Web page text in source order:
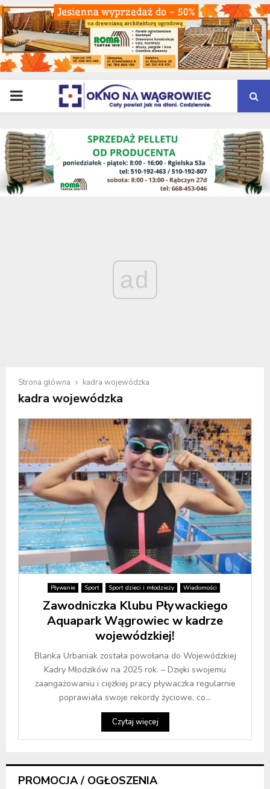
PRIMARY
MENU
ad
Strona główna kadra wojewódzka
kadra wojewódzka
Pływanie Sport Sport dzieci i młodzieży Wiadomości
Zawodniczka Klubu Pływackiego
Aquapark Wągrowiec w kadrze
wojewódzkiej!
Blanka Urbaniak została powołana do Wojewódzkiej
Kadry Młodzików na 2025 rok. – Dzięki swojemu
zaangażowaniu i ciężkiej pracy pływaczka regularnie
poprawiała swoje rekordy życiowe, co...
Czytaj więcej
PROMOCJA / OGŁOSZENIA